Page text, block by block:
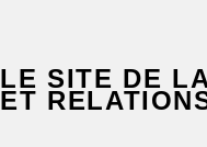
SITE DE